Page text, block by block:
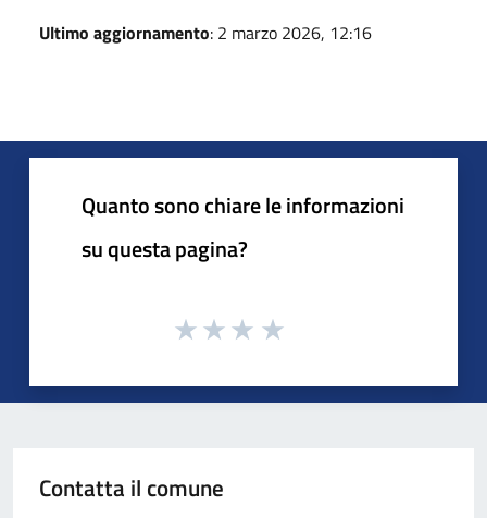
Ultimo aggiornamento: 2 marzo 2026, 12:16
Quanto sono chiare le informazioni
su questa pagina?
Contatta il comune